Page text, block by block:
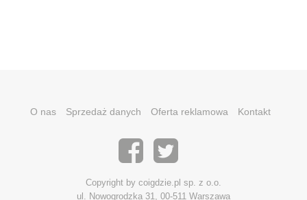
O nas Sprzedaż danych Oferta reklamowa Kontakt
Copyright by coigdzie.pl sp. z o.o.
ul. Nowogrodzka 31, 00-511 Warszawa